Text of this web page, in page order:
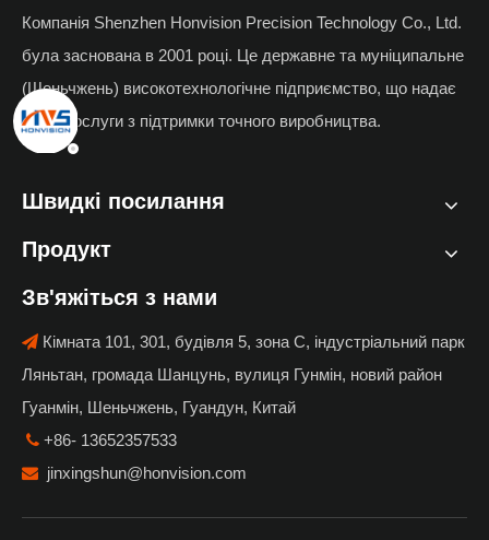
Компанія Shenzhen Honvision Precision Technology Co., Ltd.
була заснована в 2001 році. Це державне та муніципальне
(Шеньчжень) високотехнологічне підприємство, що надає
повні послуги з підтримки точного виробництва.
Швидкі посилання
Продукт
Зв'яжіться з нами
 Кімната 101, 301, будівля 5, зона C, індустріальний парк
Ляньтан, громада Шанцунь, вулиця Гунмін, новий район
Гуанмін, Шеньчжень, Гуандун, Китай
 +86- 13652357533
 jinxingshun@honvision.com